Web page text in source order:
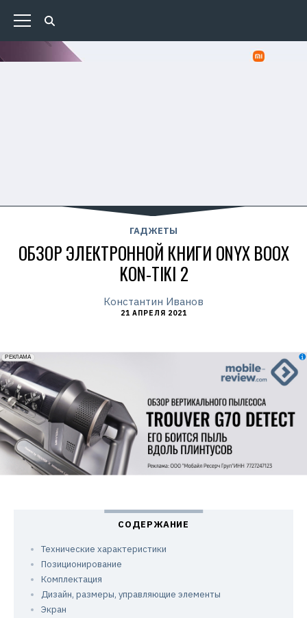
ГАДЖЕТЫ
ОБЗОР ЭЛЕКТРОННОЙ КНИГИ ONYX BOOX
KON-TIKI 2
Константин Иванов
21 АПРЕЛЯ 2021
erid: 2VfnxxmNzs5
РЕКЛАМА
Технические характеристики
Позиционирование
Комплектация
Дизайн, размеры, управляющие элементы
Экран